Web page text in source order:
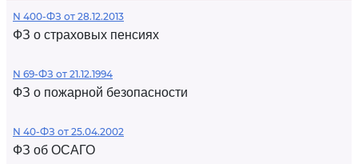
N 400-ФЗ от 28.12.2013
ФЗ о страховых пенсиях
N 69-ФЗ от 21.12.1994
ФЗ о пожарной безопасности
N 40-ФЗ от 25.04.2002
ФЗ об ОСАГО